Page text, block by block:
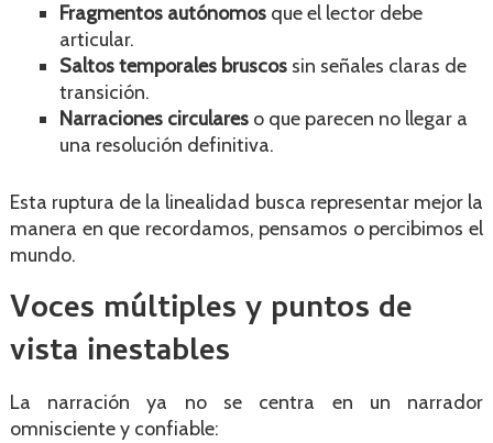
Fragmentos autónomosque el lector debe
articular.
Saltos temporales bruscossin señales claras de
transición.
Narraciones circulareso que parecen no llegar a
una resolución definitiva.
Esta ruptura de la linealidad busca representar mejor la
manera en que recordamos, pensamos o percibimos el
mundo.
Voces múltiples y puntos de
vista inestables
La narración ya no se centra en un narrador
omnisciente y confiable: